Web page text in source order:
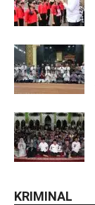
KRIMINAL